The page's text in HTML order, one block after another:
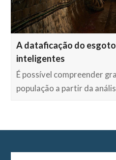
A dataficação do
inteligentes
É possível compreender
população a partir da